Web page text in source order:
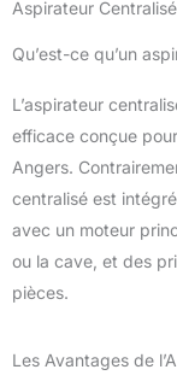
Aspirateur
Qu’est-ce qu’un
L’aspirateur
efficace conçue
Angers.
centralisé est
avec un moteur
ou la cave, et des
pièces.
Les Avantages de